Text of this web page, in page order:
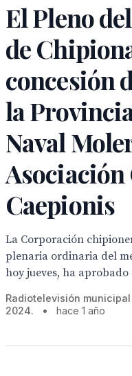
El Pleno
de
concesión
la
Naval
Caepionis
La Corporación
plenaria ordinaria del
hoy jueves, ha
Radiotelevisión
2024.
• hace 1 año